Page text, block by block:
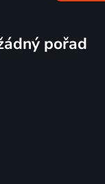
pořad